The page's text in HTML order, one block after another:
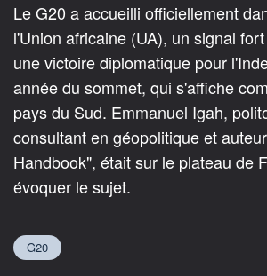
Le G20 a accueilli officiellement
l'Union africaine (UA), un signal
une victoire diplomatique pour
année du sommet, qui s'affiche
pays du Sud. Emmanuel Igah,
consultant en géopolitique et
Handbook", était sur le plateau de
évoquer le sujet.
G20